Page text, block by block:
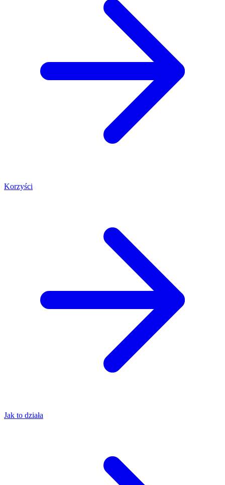
Korzyści
Jak to działa